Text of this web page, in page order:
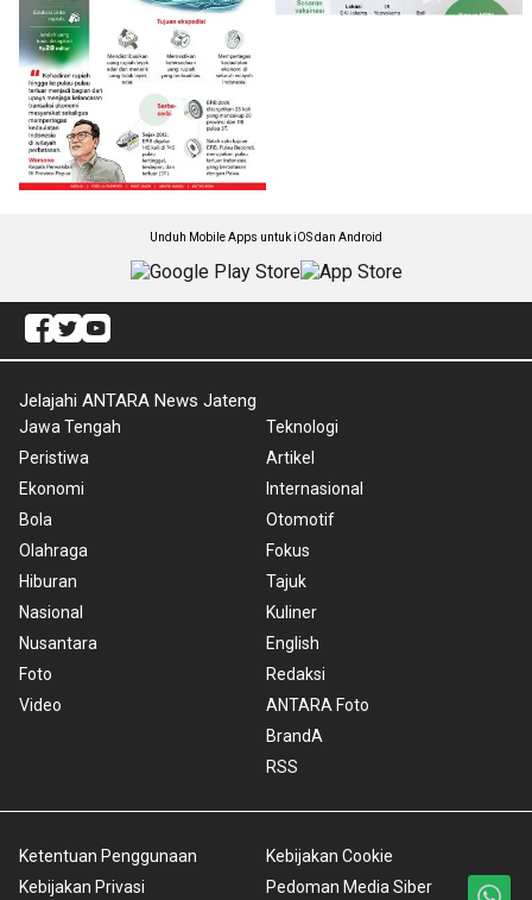
Unduh Mobile Apps untuk iOS dan Android
Jelajahi ANTARA News Jateng
Jawa Tengah
Peristiwa
Ekonomi
Bola
Olahraga
Hiburan
Nasional
Nusantara
Foto
Video
Teknologi
Artikel
Internasional
Otomotif
Fokus
Tajuk
Kuliner
English
Redaksi
ANTARA Foto
BrandA
RSS
Ketentuan Penggunaan
Kebijakan Privasi
Kebijakan Cookie
Pedoman Media Siber